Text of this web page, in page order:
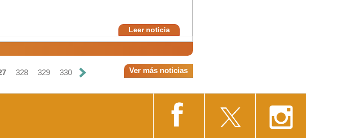
Leer noticia
328 329 330 Ver más noticias